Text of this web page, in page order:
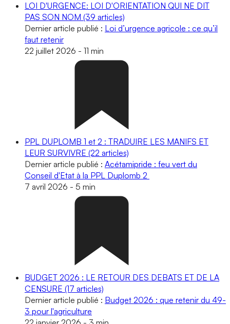
LOI D'URGENCE: LOI D'ORIENTATION QUI NE DIT
PAS SON NOM (39 articles)
Dernier article publié : Loi d’urgence agricole : ce qu’il
faut retenir
22 juillet 2026 - 11 min
PPL DUPLOMB 1 et 2 : TRADUIRE LES MANIFS ET
LEUR SURVIVRE (22 articles)
Dernier article publié : Acétamipride : feu vert du
Conseil d'Etat à la PPL Duplomb 2
7 avril 2026 - 5 min
BUDGET 2026 : LE RETOUR DES DEBATS ET DE LA
CENSURE (17 articles)
Dernier article publié : Budget 2026 : que retenir du 49-
3 pour l'agriculture